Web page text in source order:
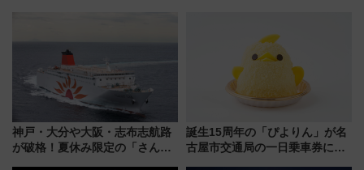
神戸・大分や大阪・志布志航路
が破格！夏休み限定の「さんふ
誕生15周年の「ぴよりん」が名
古屋市交通局の一日乗車券に！